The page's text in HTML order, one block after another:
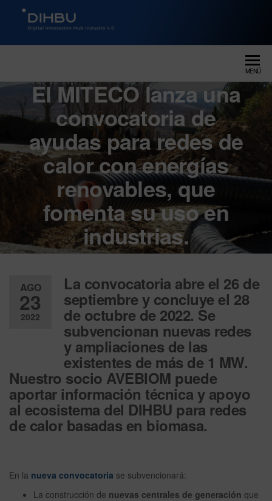
DIGITAL INNOVATION HUB
MENÚ
El MITECO lanza una
convocatoria de
ayudas para redes de
calor con energías
renovables, que
fomenta su uso en
industrias.
AGO
23
2022
La convocatoria abre el 26 de
septiembre y concluye el 28
de octubre de 2022. Se
subvencionan nuevas redes
y ampliaciones de las
existentes de más de 1 MW.
Nuestro socio AVEBIOM puede
aportar información técnica y apoyo
al ecosistema del DIHBU para redes
de calor basadas en biomasa.
En la nueva convocatoria se subvencionará:
La construcción de nuevas centrales de generación que